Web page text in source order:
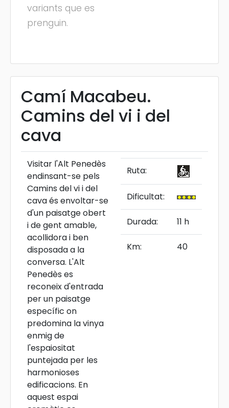
variants que es
prenguin.
Camí Macabeu.
Camins del vi i del
cava
Visitar l'Alt Penedès
endinsant-se pels
Camins del vi i del
cava és envoltar-se
d'un paisatge obert
i de gent amable,
acollidora i ben
disposada a la
conversa. L'Alt
Penedès es
reconeix d'entrada
per un paisatge
específic on
predomina la vinya
enmig de
l'espaiositat
puntejada per les
harmonioses
edificacions. En
aquest espai
Ruta:
Dificultat:
Durada: 11 h
Km: 40